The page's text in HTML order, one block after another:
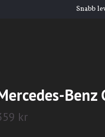
Snabb
Benz
kr